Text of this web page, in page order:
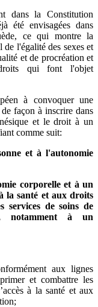
dans la Constitution
été envisagées dans
ce qui montre la
de l'égalité des sexes et
et de procréation et
qui font l'objet
à convoquer une
façon à inscrire dans
et le droit à un
comme suit:
et à l'autonomie
corporelle et à un
la santé et aux droits
services de soins de
notamment à un
aux lignes
et combattre les
à la santé et aux